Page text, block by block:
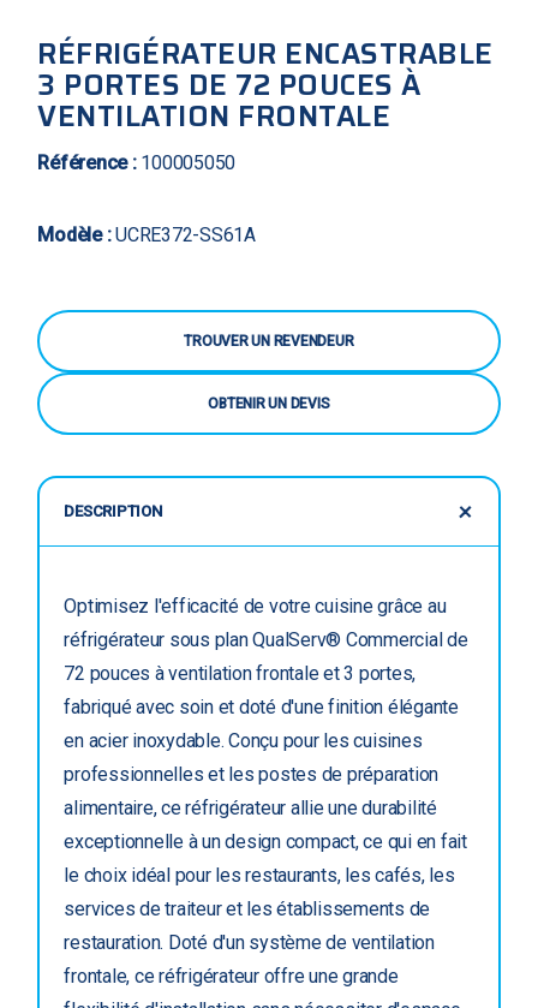
RÉFRIGÉRATEUR ENCASTRABLE
3 PORTES DE 72 POUCES À
VENTILATION FRONTALE
Référence :100005050
Modèle :UCRE372-SS61A
TROUVER UN REVENDEUR
OBTENIR UN DEVIS
DESCRIPTION
Optimisez l'efficacité de votre cuisine grâce au
réfrigérateur sous plan QualServ® Commercial de
72 pouces à ventilation frontale et 3 portes,
fabriqué avec soin et doté d'une finition élégante
en acier inoxydable. Conçu pour les cuisines
professionnelles et les postes de préparation
alimentaire, ce réfrigérateur allie une durabilité
exceptionnelle à un design compact, ce qui en fait
le choix idéal pour les restaurants, les cafés, les
services de traiteur et les établissements de
restauration. Doté d'un système de ventilation
frontale, ce réfrigérateur offre une grande